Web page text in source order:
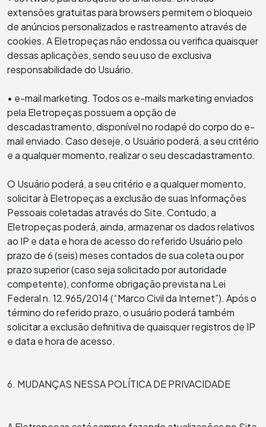
extensões gratuitas para browsers permitem o bloqueio
de anúncios personalizados e rastreamento através de
cookies. A Eletropeças não endossa ou verifica quaisquer
dessas aplicações, sendo seu uso de exclusiva
responsabilidade do Usuário.
• e-mail marketing. Todos os e-mails marketing enviados
pela Eletropeças possuem a opção de
descadastramento, disponível no rodapé do corpo do e-
mail enviado. Caso deseje, o Usuário poderá, a seu critério
e a qualquer momento, realizar o seu descadastramento.
O Usuário poderá, a seu critério e a qualquer momento,
solicitar à Eletropeças a exclusão de suas Informações
Pessoais coletadas através do Site. Contudo, a
Eletropeças poderá, ainda, armazenar os dados relativos
ao IP e data e hora de acesso do referido Usuário pelo
prazo de 6 (seis) meses contados de sua coleta ou por
prazo superior (caso seja solicitado por autoridade
competente), conforme obrigação prevista na Lei
Federal n. 12.965/2014 (“Marco Civil da Internet”). Após o
término do referido prazo, o usuário poderá também
solicitar a exclusão definitiva de quaisquer registros de IP
e data e hora de acesso.
6. MUDANÇAS NESSA POLÍTICA DE PRIVACIDADE